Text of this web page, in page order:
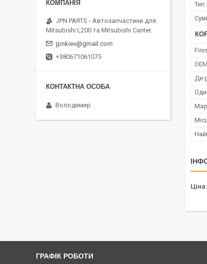
Тип
OEM
Де
Ціна:
JPN PARTS - Автозапчастини для
Mitsubishi L200 та Mitsubishi Canter.
jpnkiev@gmail.com
+380671061075
Володимир
ГРАФІК РОБОТИ